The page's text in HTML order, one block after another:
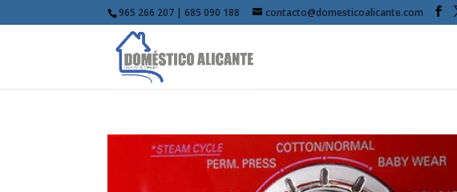
965 266 207 | 685 090 188 contacto@domesticoalicante.com